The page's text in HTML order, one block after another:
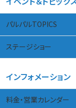
パルパルTOPICS
ステージショー
インフォメーション
料金・営業カレンダー